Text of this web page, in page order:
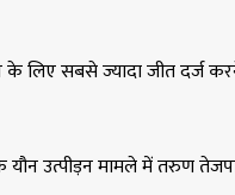
के लिए सबसे ज्यादा जीत दर्ज
यौन उत्पीड़न मामले में तरुण